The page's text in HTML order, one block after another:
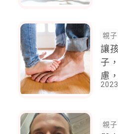
親子
讓
子
慮
這3
親子